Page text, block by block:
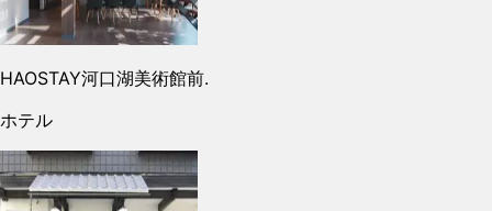
HAOSTAY河口湖美術館前.
ホテル